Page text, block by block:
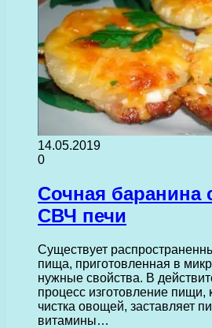
14.05.2019
0
Сочная баранина
СВЧ печи
Существует
пища, приготовленная в
нужные свойства. В
процесс изготовление пищи,
чистка овощей, заставляет
витамины…